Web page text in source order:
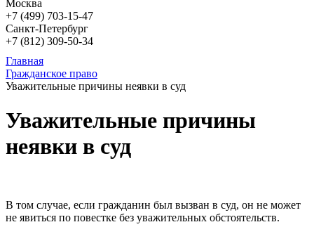
Москва
+7 (499) 703-15-47
Санкт-Петербург
+7 (812) 309-50-34
Главная
Гражданское право
Уважительные причины неявки в суд
Уважительные причины
неявки в суд
В том случае, если гражданин был вызван в суд, он не может
не явиться по повестке без уважительных обстоятельств.